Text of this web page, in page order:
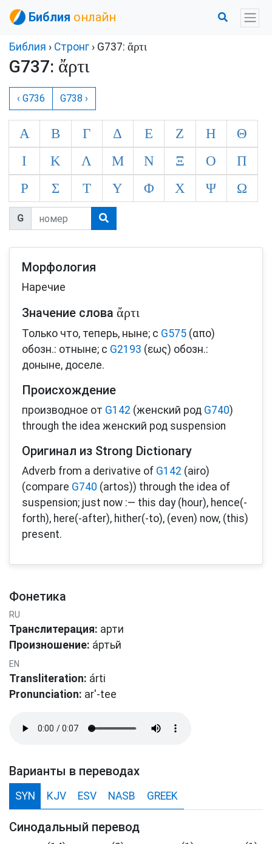
Библия онлайн
Библия › Стронг › G737: ἄρτι
G737: ἄρτι
‹ G736 G738 ›
Α Β Γ Δ Ε Ζ Η
Θ
Ι
Κ Λ Μ Ν Ξ Ο
Π
Ρ
Σ Τ Υ Φ Χ Ψ Ω
G
Морфология
Наречие
Значение слова ἄρτι
Только что, теперь, ныне; с G575 (απο)
обозн.: отныне; с G2193 (εως) обозн.:
доныне, доселе.
Происхождение
производное от G142 (женский род G740)
through the idea женский род suspension
Оригинал из Strong Dictionary
Adverb from a derivative of G142 (airo)
(compare G740 (artos)) through the idea of
suspension; just now :— this day (hour), hence(-
forth), here(-after), hither(-to), (even) now, (this)
present.
Фонетика
RU
Транслитерация: арти
Произношение: а́ртьй
EN
Transliteration: árti
Pronunciation: ar'-tee
Варианты в переводах
SYN KJV ESV NASB GREEK
Синодальный перевод